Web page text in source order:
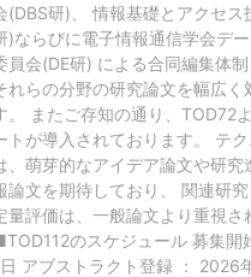
(DBS研)、 情報基礎とアクセス
)ならびに電子情報通信学会デ
員会(DE研) による合同編集体制
れらの分野の研究論文を幅広く
。 またご存知の通り、TOD72
トが導入されております。 テ
、萌芽的なアイデア論文や研究
論文を期待しており、 関連研
量評価は、一般論文より重視さ
のスケジュール 募集開
アブストラクト登録 ： 2026